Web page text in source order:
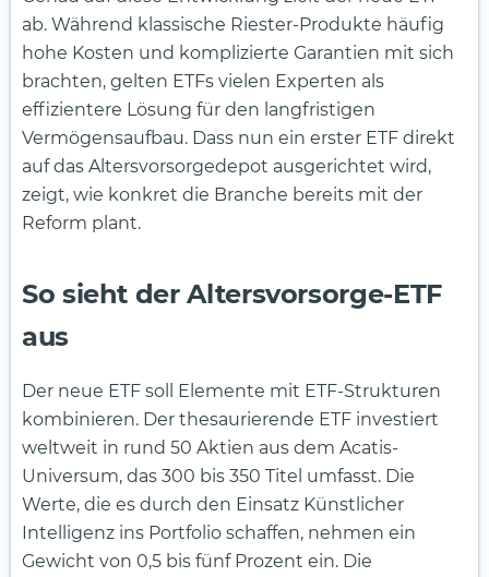
ab. Während klassische Riester-Produkte häufig
hohe Kosten und komplizierte Garantien mit sich
brachten, gelten ETFs vielen Experten als
effizientere Lösung für den langfristigen
Vermögensaufbau. Dass nun ein erster ETF direkt
auf das Altersvorsorgedepot ausgerichtet wird,
zeigt, wie konkret die Branche bereits mit der
Reform plant.
So sieht der Altersvorsorge-ETF
aus
Der neue ETF soll Elemente mit ETF-Strukturen
kombinieren. Der thesaurierende ETF investiert
weltweit in rund 50 Aktien aus dem Acatis-
Universum, das 300 bis 350 Titel umfasst. Die
Werte, die es durch den Einsatz Künstlicher
Intelligenz ins Portfolio schaffen, nehmen ein
Gewicht von 0,5 bis fünf Prozent ein. Die